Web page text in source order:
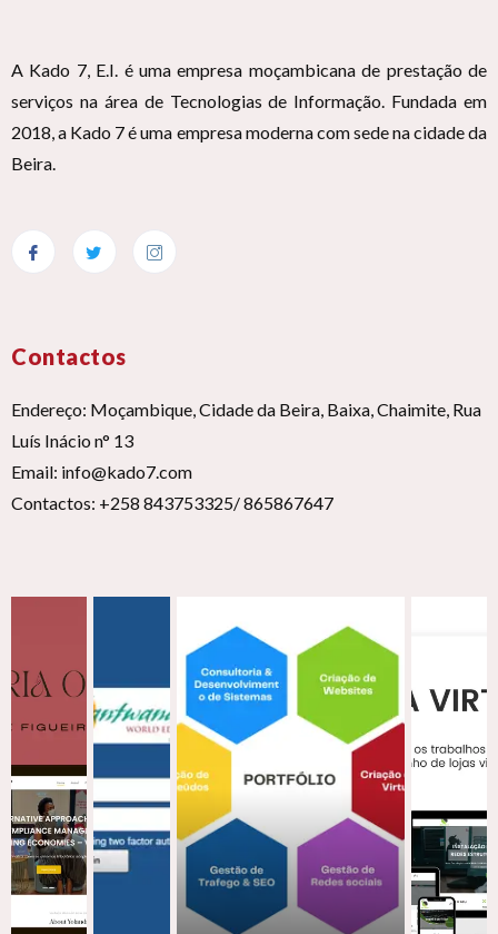
A Kado 7, E.I. é uma empresa moçambicana de prestação de
serviços na área de Tecnologias de Informação. Fundada em
2018, a Kado 7 é uma empresa moderna com sede na cidade da
Beira.
Contactos
Endereço: Moçambique, Cidade da Beira, Baixa, Chaimite, Rua
Luís Inácio n° 13
Email: info@kado7.com
Contactos: +258 843753325/ 865867647